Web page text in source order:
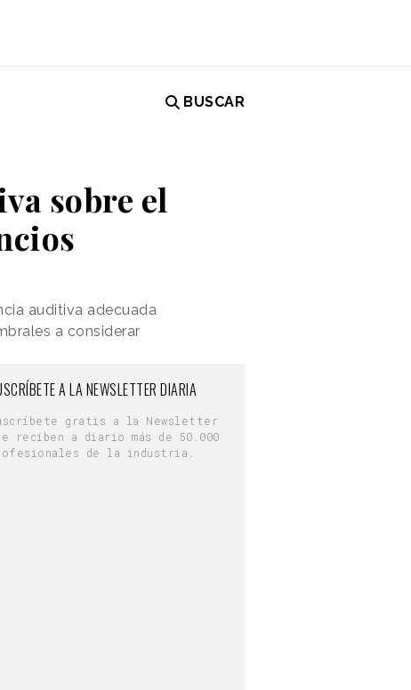
BUSCAR
sobre el
auditiva adecuada
a considerar
A LA NEWSLETTER DIARIA
gratis a la Newsletter
reciben a diario más de 50.000
de la industria.